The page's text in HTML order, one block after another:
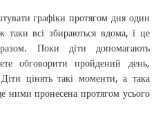
графіки протягом дня один
таки всі збираються вдома, і це
Поки діти допомагають
обговорити пройдений день,
цінять такі моменти, а така
ними пронесена протягом усього